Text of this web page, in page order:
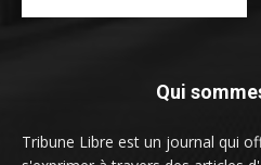
Qui
Tribune Libre est un journal qui